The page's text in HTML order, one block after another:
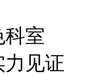
科室
力见证